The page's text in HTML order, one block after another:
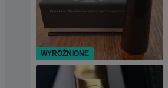
WYRÓŻNIONE